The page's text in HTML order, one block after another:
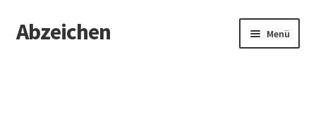
Zur
Navigation
Zum
Inhalt
Abzeichen Menü